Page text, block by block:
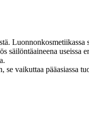
useissa
vaikuttaa pääasiassa